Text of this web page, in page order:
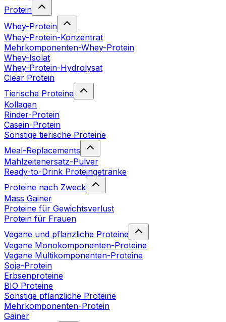
Protein
Whey-Protein
Whey-Protein-Konzentrat
Mehrkomponenten-Whey-Protein
Whey-Isolat
Whey-Protein-Hydrolysat
Clear Protein
Tierische Proteine
Kollagen
Rinder-Protein
Casein-Protein
Sonstige tierische Proteine
Meal-Replacements
Mahlzeitenersatz-Pulver
Ready-to-Drink Proteingetränke
Proteine nach Zweck
Mass Gainer
Proteine für Gewichtsverlust
Protein für Frauen
Vegane und pflanzliche Proteine
Vegane Monokomponenten-Proteine
Vegane Multikomponenten-Proteine
Soja-Protein
Erbsenproteine
BIO Proteine
Sonstige pflanzliche Proteine
Mehrkomponenten-Protein
Gainer